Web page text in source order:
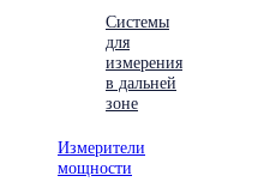
Системы
для
измерения
в дальней
зоне
Измерители
мощности